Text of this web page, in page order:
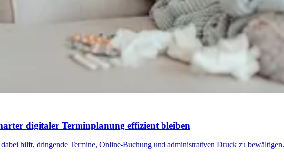
digitaler Terminplanung effizient bleiben
hilft, dringende Termine, Online-Buchung und administrativen Druck zu bewältigen.